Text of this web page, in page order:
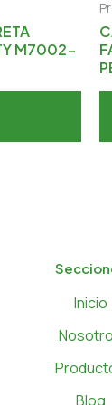
M7002-
Inicio
Blog